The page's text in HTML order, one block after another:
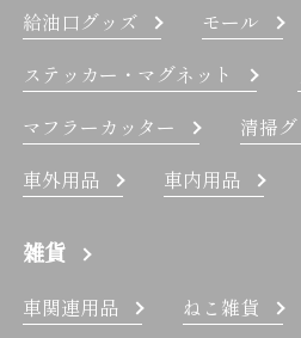
給油口グッズ
モール
ステッカー・マグネット
マフラーカッター
清掃
車外用品
車内用品
雑貨
車関連用品 ねこ雑貨